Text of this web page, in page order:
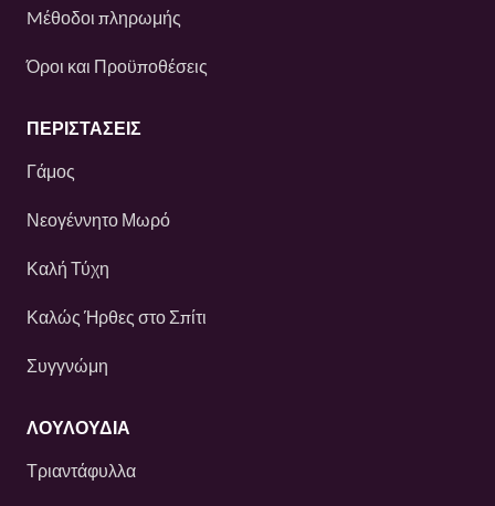
Mέθοδοι πληρωμής
Όροι και Προϋποθέσεις
ΠΕΡΙΣΤΆΣΕΙΣ
Γάμος
Νεογέννητο Μωρό
Καλή Τύχη
Καλώς Ήρθες στο Σπίτι
Συγγνώμη
ΛΟΥΛΟΎΔΙΑ
Τριαντάφυλλα